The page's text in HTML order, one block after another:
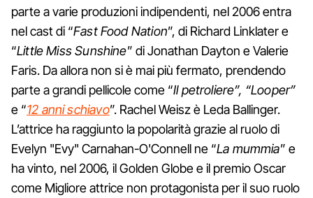
parte a varie produzioni indipendenti, nel 2006 entra
nel cast di “Fast Food Nation”, di Richard Linklater e
“Little Miss Sunshine” di Jonathan Dayton e Valerie
Faris. Da allora non si è mai più fermato, prendendo
parte a grandi pellicole come “Il petroliere”, “Looper”
e “12 anni schiavo”. Rachel Weisz è Leda Ballinger.
L’attrice ha raggiunto la popolarità grazie al ruolo di
Evelyn "Evy" Carnahan-O'Connell ne “La mummia” e
ha vinto, nel 2006, il Golden Globe e il premio Oscar
come Migliore attrice non protagonista per il suo ruolo